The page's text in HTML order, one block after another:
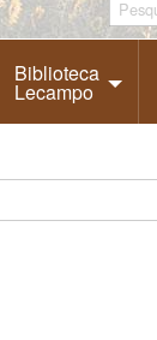
Biblioteca
Lecampo